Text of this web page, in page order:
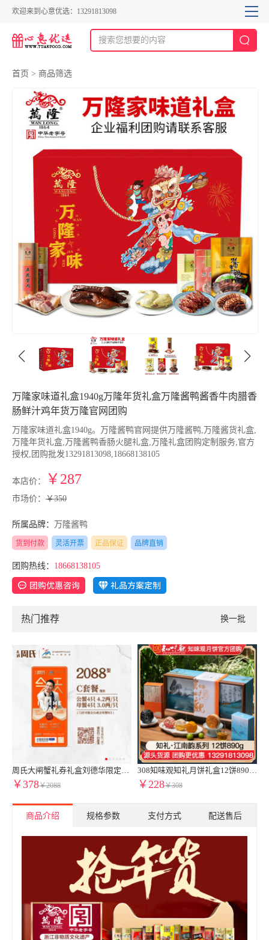
欢迎来到心意优选：13291813098
首页 > 商品筛选
万隆家味道礼盒1940g万隆年货礼盒万隆酱鸭酱香牛肉腊香
肠鲜汁鸡年货万隆官网团购
万隆家味道礼盒1940g。万隆酱鸭官网提供万隆酱鸭,万隆酱货礼盒,
万隆年货礼盒,万隆酱鸭香肠火腿礼盒,万隆礼盒团购定制服务,官方
授权,团购批发13291813098,18668138105
本店价： ￥287
市场价： ￥350
所属品牌： 万隆酱鸭
货到付款 灵活开票 正品保证 品牌直销
团购热线： 18668138105
热门推荐
周氏大闸蟹礼券礼盒刘德华限定款2088型4.2两公蟹3.0两母蟹8只装中秋周氏提货券周氏蟹券周氏大闸蟹C套餐周氏水产8只装周氏阳澄湖大闸蟹1888型蟹卡
￥378￥2088
308知味观知礼月饼礼盒12饼890g广式月饼苏式月饼港式流心奶黄月饼中秋礼盒伴手礼知味观官网团购定制【高端送礼 热卖推荐】知礼礼盒
￥228￥308
换一批
商品介绍 规格参数 支付方式 配送售后